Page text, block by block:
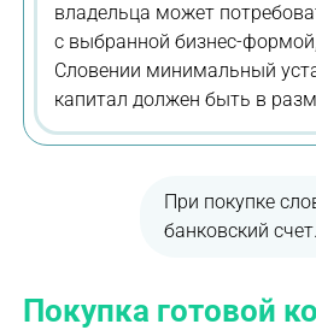
владельца может
с выбранной бизнес-
Словении минимальный
капитал должен быть в
При покупке
банковский счет.
Покупка готовой